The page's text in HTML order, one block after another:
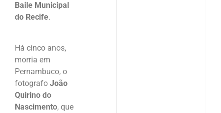
Baile Municipal
do Recife.
Há cinco anos,
morria em
Pernambuco, o
fotografo João
Quirino do
Nascimento, que